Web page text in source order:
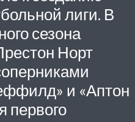
лиги. В
сезона
Норт
и «Аптон
первого